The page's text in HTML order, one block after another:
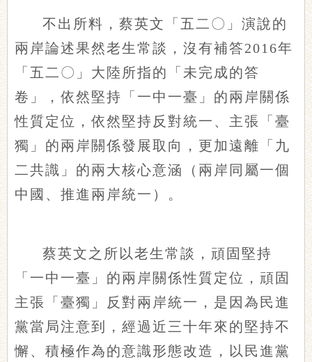
不出所料，蔡英文「五二〇」演說的
兩岸論述果然老生常談，沒有補答2016年
「五二〇」大陸所指的「未完成的答
卷」，依然堅持「一中一臺」的兩岸關係
性質定位，依然堅持反對統一、主張「臺
獨」的兩岸關係發展取向，更加遠離「九
二共識」的兩大核心意涵（兩岸同屬一個
中國、推進兩岸統一）。
蔡英文之所以老生常談，頑固堅持
「一中一臺」的兩岸關係性質定位，頑固
主張「臺獨」反對兩岸統一，是因為民進
黨當局注意到，經過近三十年來的堅持不
懈、積極作為的意識形態改造，以民進黨